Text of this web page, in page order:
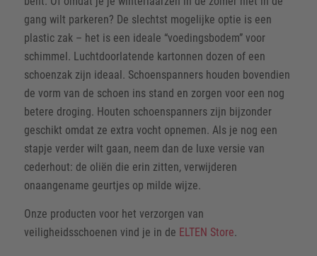
gang wilt parkeren? De slechtst mogelijke optie is een
plastic zak – het is een ideale “voedingsbodem” voor
schimmel. Luchtdoorlatende kartonnen dozen of een
schoenzak zijn ideaal. Schoenspanners houden bovendien
de vorm van de schoen ins stand en zorgen voor een nog
betere droging. Houten schoenspanners zijn bijzonder
geschikt omdat ze extra vocht opnemen. Als je nog een
stapje verder wilt gaan, neem dan de luxe versie van
cederhout: de oliën die erin zitten, verwijderen
onaangename geurtjes op milde wijze.
Onze producten voor het verzorgen van
veiligheidsschoenen vind je in de ELTEN Store.